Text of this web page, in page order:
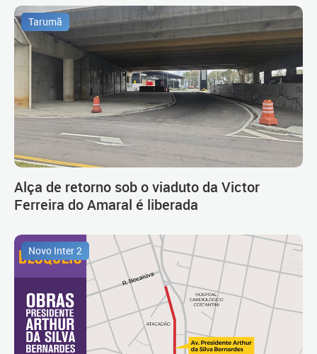
Tarumã
Alça de retorno sob o viaduto da Victor
Ferreira do Amaral é liberada
Novo Inter 2